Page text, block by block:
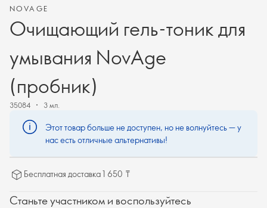
NOVAGE
Очищающий гель-тоник для
умывания NovAge
(пробник)
35084 3 мл.
Этот товар больше не доступен, но не волнуйтесь — у
нас есть отличные альтернативы!
Бесплатная доставка 1 650 ₸
Станьте участником и воспользуйтесь